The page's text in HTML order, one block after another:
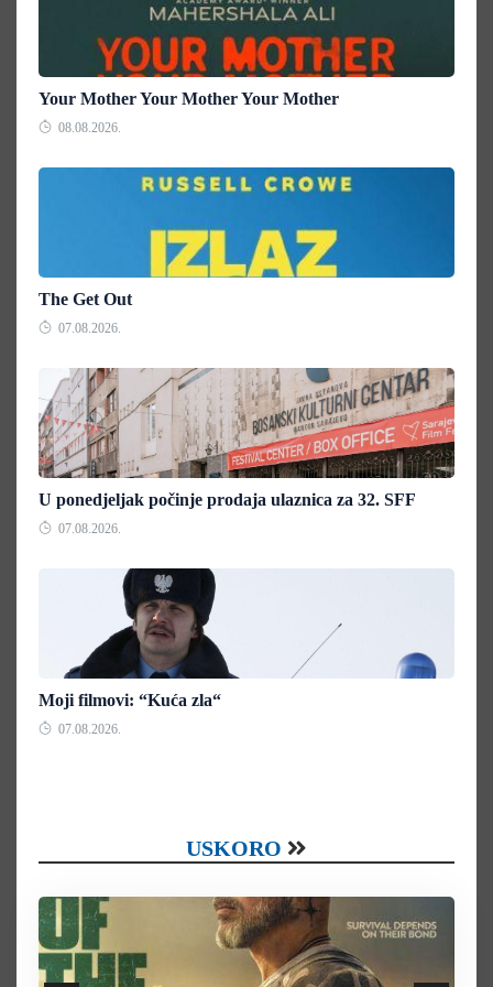
Your Mother Your Mother Your Mother
08.08.2026.
The Get Out
07.08.2026.
U ponedjeljak počinje prodaja ulaznica za 32. SFF
07.08.2026.
Moji filmovi: “Kuća zla“
07.08.2026.
USKORO